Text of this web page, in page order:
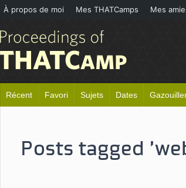
Récent Favori Sujets Dates
Posts tagged
À propos de moi Mes THATCamps Mes